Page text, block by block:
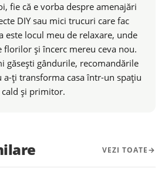
fie că e vorba despre amenajări
DIY sau mici trucuri care fac
este locul meu de relaxare, unde
florilor și încerc mereu ceva nou.
găsești gândurile, recomandările
ți transforma casa într-un spațiu
cald și primitor.
VEZI TOATE